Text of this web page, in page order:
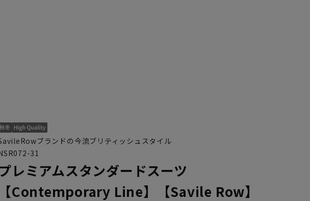
ブランドの今流ブリティッシュスタイル
31
プレミアムスタンダードスーツ
【Contemporary Line】【Savile Row】